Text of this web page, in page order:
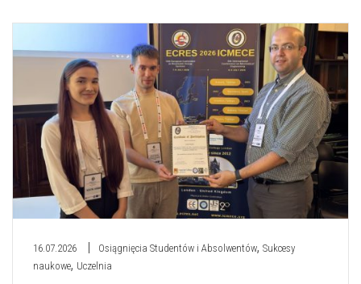
16.07.2026 Osiągnięcia Studentów i Absolwentów, Sukcesy
naukowe, Uczelnia